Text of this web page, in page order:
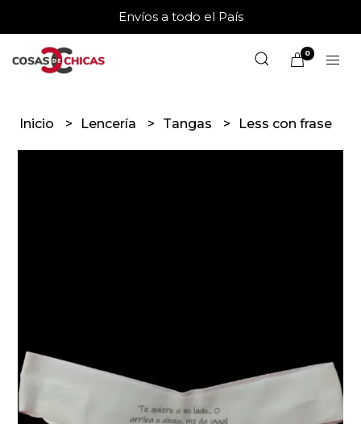
Envíos a todo el País
0
Inicio Lencería Tangas Less con frase